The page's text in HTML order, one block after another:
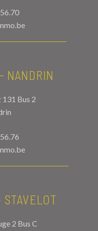
NANDRIN
131 Bus 2
2 Bus C